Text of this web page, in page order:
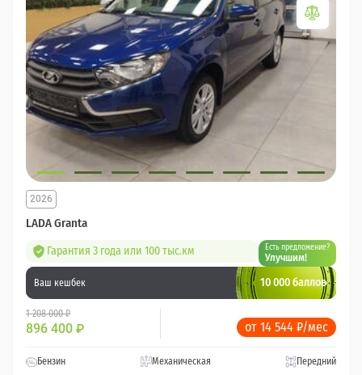
LADA Granta
2026
Гарантия 3 года или 100 тыс.км Есть предложение?
Улучшим!
Ваш кешбек 10 000 баллов
1 208 000 ₽
896 400 ₽ от 14 544 ₽/мес
Бензин Механическая Передний